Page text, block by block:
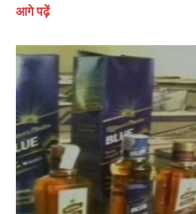
आगे पढ़ें